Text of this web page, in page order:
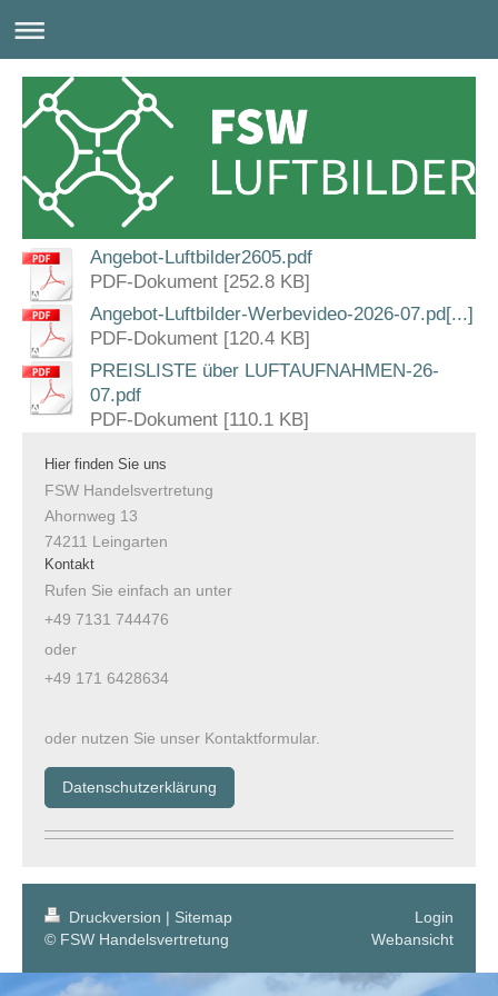
Angebot-Luftbilder2605.pdf
PDF-Dokument [252.8 KB]
Angebot-Luftbilder-Werbevideo-2026-07.pd[...]
PDF-Dokument [120.4 KB]
PREISLISTE über LUFTAUFNAHMEN-26-
07.pdf
PDF-Dokument [110.1 KB]
Hier finden Sie uns
FSW Handelsvertretung
Ahornweg 13
74211 Leingarten
Kontakt
Rufen Sie einfach an unter
+49 7131 744476
oder
+49 171 6428634
oder nutzen Sie unser Kontaktformular.
Datenschutzerklärung
Druckversion | Sitemap
© FSW Handelsvertretung
Login
Webansicht